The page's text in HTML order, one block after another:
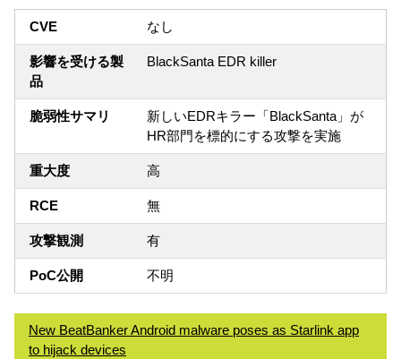
CVE なし
影響を受ける製
品
BlackSanta EDR killer
脆弱性サマリ
新しいEDRキラー「BlackSanta」が
HR部門を標的にする攻撃を実施
重大度 高
RCE 無
攻撃観測 有
PoC公開 不明
New BeatBanker Android malware poses as Starlink app
to hijack devices